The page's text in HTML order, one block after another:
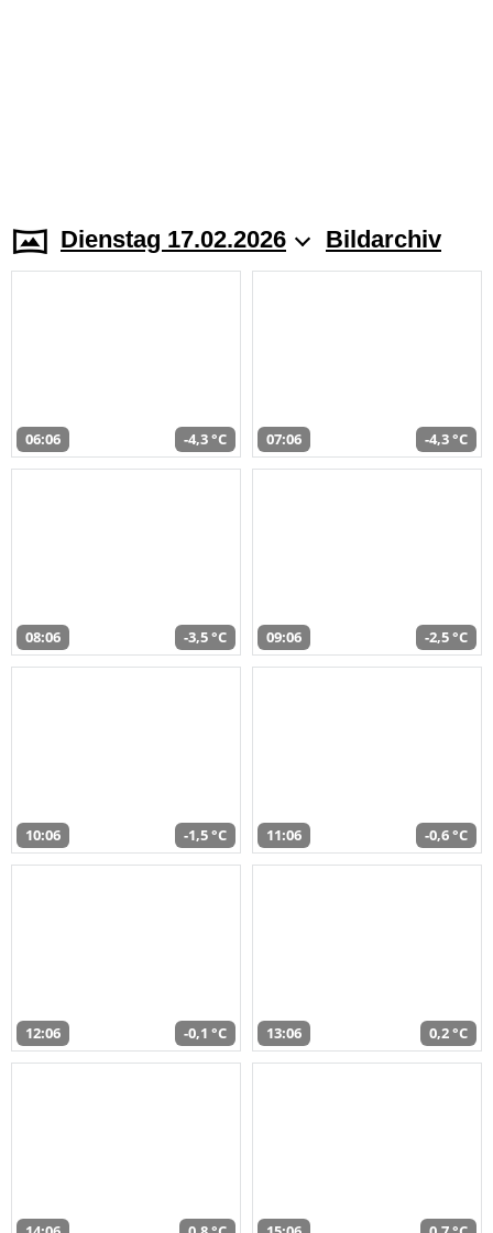
Dienstag 17.02.2026 Bildarchiv
06:06 -4,3 °C 07:06 -4,3 °C
08:06 -3,5 °C 09:06 -2,5 °C
10:06 -1,5 °C 11:06 -0,6 °C
12:06 -0,1 °C 13:06 0,2 °C